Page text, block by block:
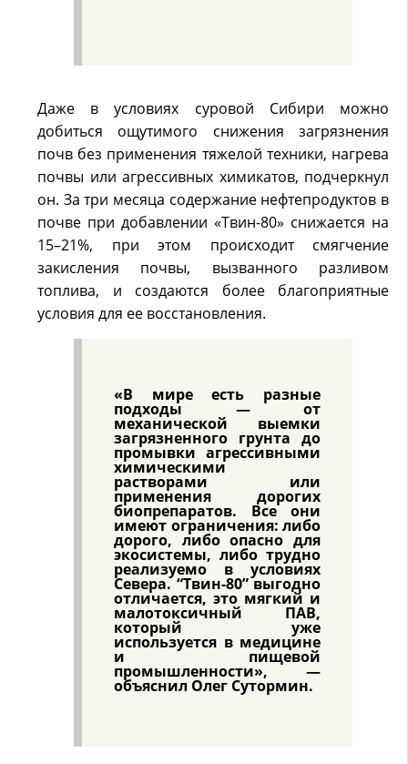
Даже в условиях суровой Сибири можно
добиться ощутимого снижения загрязнения
почв без применения тяжелой техники, нагрева
почвы или агрессивных химикатов, подчеркнул
он. За три месяца содержание нефтепродуктов в
почве при добавлении «Твин-80» снижается на
15–21%, при этом происходит смягчение
закисления почвы, вызванного разливом
топлива, и создаются более благоприятные
условия для ее восстановления.
«В мире есть разные
подходы — от
механической выемки
загрязненного грунта до
промывки агрессивными
химическими
растворами или
применения дорогих
биопрепаратов. Все они
имеют ограничения: либо
дорого, либо опасно для
экосистемы, либо трудно
реализуемо в условиях
Севера. “Твин-80” выгодно
отличается, это мягкий и
малотоксичный ПАВ,
который уже
используется в медицине
и пищевой
промышленности», —
объяснил Олег Сутормин.